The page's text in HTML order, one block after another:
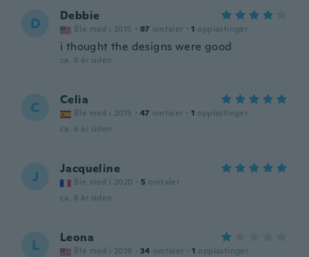
D Debbie
Ble med i 2015 · 97 omtaler · 1 opplastinger
i thought the designs were good
ca. 6 år siden
C Celia
Ble med i 2015 · 47 omtaler · 1 opplastinger
ca. 6 år siden
J Jacqueline
Ble med i 2020 · 5 omtaler
ca. 6 år siden
L Leona
Ble med i 2019 · 34 omtaler · 1 opplastinger